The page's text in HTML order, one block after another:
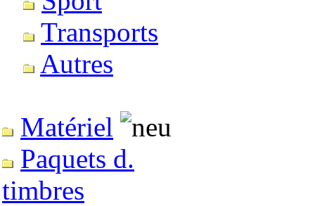
Transports
Autres
Matériel
Paquets d.
timbres